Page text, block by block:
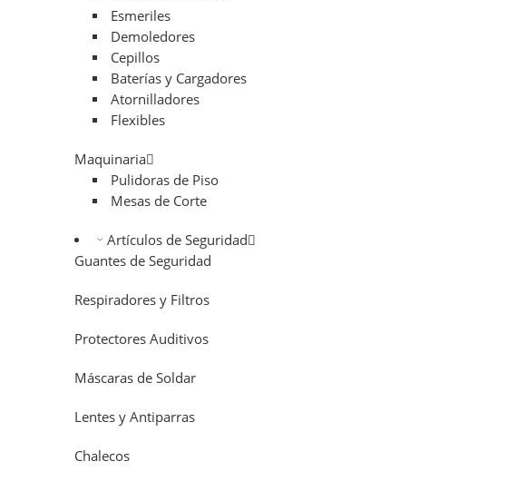
Esmeriles
Demoledores
Cepillos
Baterías y Cargadores
Atornilladores
Flexibles
Maquinaria
Pulidoras de Piso
Mesas de Corte
Artículos de Seguridad
Guantes de Seguridad
Respiradores y Filtros
Protectores Auditivos
Máscaras de Soldar
Lentes y Antiparras
Chalecos